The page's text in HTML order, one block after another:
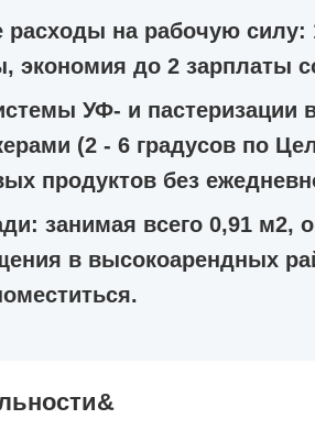
на рабочую силу:
экономия до 2 зарплаты
УФ- и пастеризации
(2 - 6 градусов по
продуктов без
занимая всего 0,91 м2,
в высокоарендных